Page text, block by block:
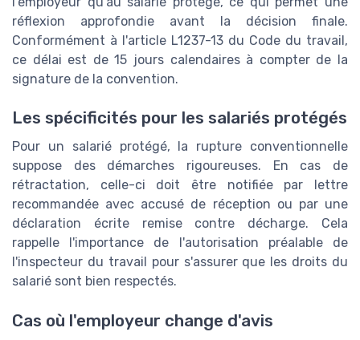
réflexion approfondie avant la décision finale.
Conformément à l'article L1237-13 du Code du travail,
ce délai est de 15 jours calendaires à compter de la
signature de la convention.
Les spécificités pour les salariés protégés
Pour un salarié protégé, la rupture conventionnelle
suppose des démarches rigoureuses. En cas de
rétractation, celle-ci doit être notifiée par lettre
recommandée avec accusé de réception ou par une
déclaration écrite remise contre décharge. Cela
rappelle l'importance de l'autorisation préalable de
l'inspecteur du travail pour s'assurer que les droits du
salarié sont bien respectés.
Cas où l'employeur change d'avis